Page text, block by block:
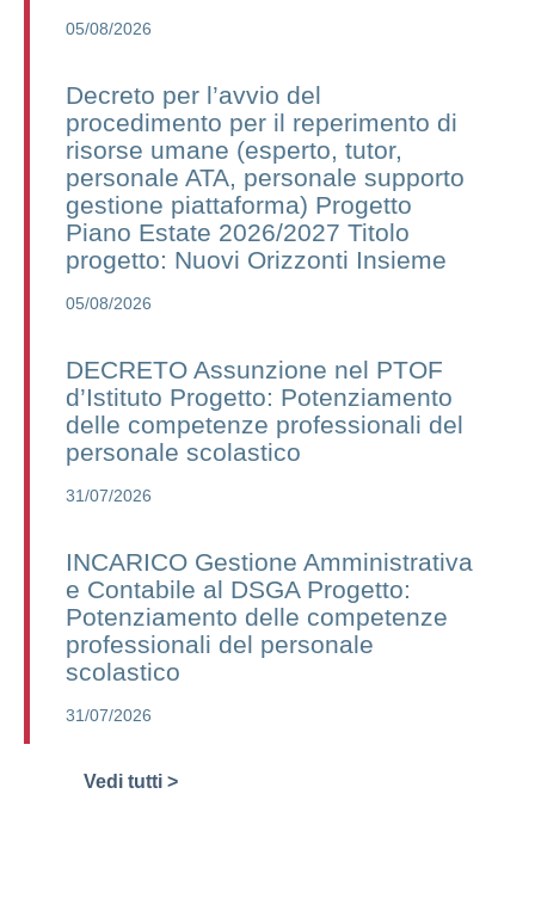
05/08/2026
Decreto per l’avvio del
procedimento per il reperimento di
risorse umane (esperto, tutor,
personale ATA, personale supporto
gestione piattaforma) Progetto
Piano Estate 2026/2027 Titolo
progetto: Nuovi Orizzonti Insieme
05/08/2026
DECRETO Assunzione nel PTOF
d’Istituto Progetto: Potenziamento
delle competenze professionali del
personale scolastico
31/07/2026
INCARICO Gestione Amministrativa
e Contabile al DSGA Progetto:
Potenziamento delle competenze
professionali del personale
scolastico
31/07/2026
Vedi tutti >